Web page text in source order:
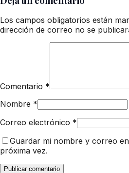
Los campos obligatorios están
dirección de correo no se
Comentario *
Nombre *
Correo electrónico *
Guardar mi nombre y correo
próxima vez.